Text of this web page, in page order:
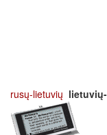
rusų-lietuvių